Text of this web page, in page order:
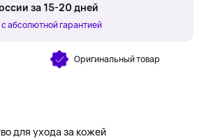
за 15-20 дней
абсолютной гарантией
Оригинальный товар
для ухода за кожей